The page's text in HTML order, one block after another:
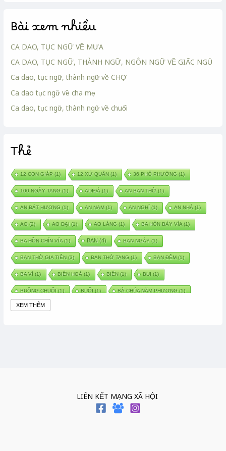
Bài xem nhiều
CA DAO, TỤC NGỮ VỀ MƯA
CA DAO, TỤC NGỮ, THÀNH NGỮ, NGÔN NGỮ VỀ GIẤC NGỦ
Ca dao, tục ngữ, thành ngữ về CHỢ
Ca dao tục ngữ về cha mẹ
Ca dao, tục ngữ, thành ngữ về chuối
Thẻ
12 CON GIÁP (1) 12 XỨ QUÂN (1) 36 PHỐ PHƯỜNG (1)
100 NGÀY TANG (1) ADIĐÀ (1) AN BAN THỜ(1)
AN BÁT HƯƠNG (1) AN NAM(1) AN NGHỈ (1) AN NHÀ (1)
AO (2) AO DẠI (1) AO LÀNG (1) BA HỒN BẢY VÍA(1)
BA HỒN CHÍN VÍA(1) BAN (4) BAN NGÀY (1)
BAN THỜ GIA TIÊN (3) BAN THỜ TANG (1) BAN ĐÊM(1)
BA VÌ (1) BIÊN HOÀ (1) BIỂN (1) BUI (1)
BUỒNG CHUỐI (1) BUỔI (1) BÀ CHÚA NĂM PHƯƠNG (1)
BÀ CHÚA THÀNH ĐÔNG
BÁNH TRÁNG (1) BÁNH TRÔI BÁNH CHAY
XEM THÊM
LIÊN KẾT MẠNG XÃ HỘI